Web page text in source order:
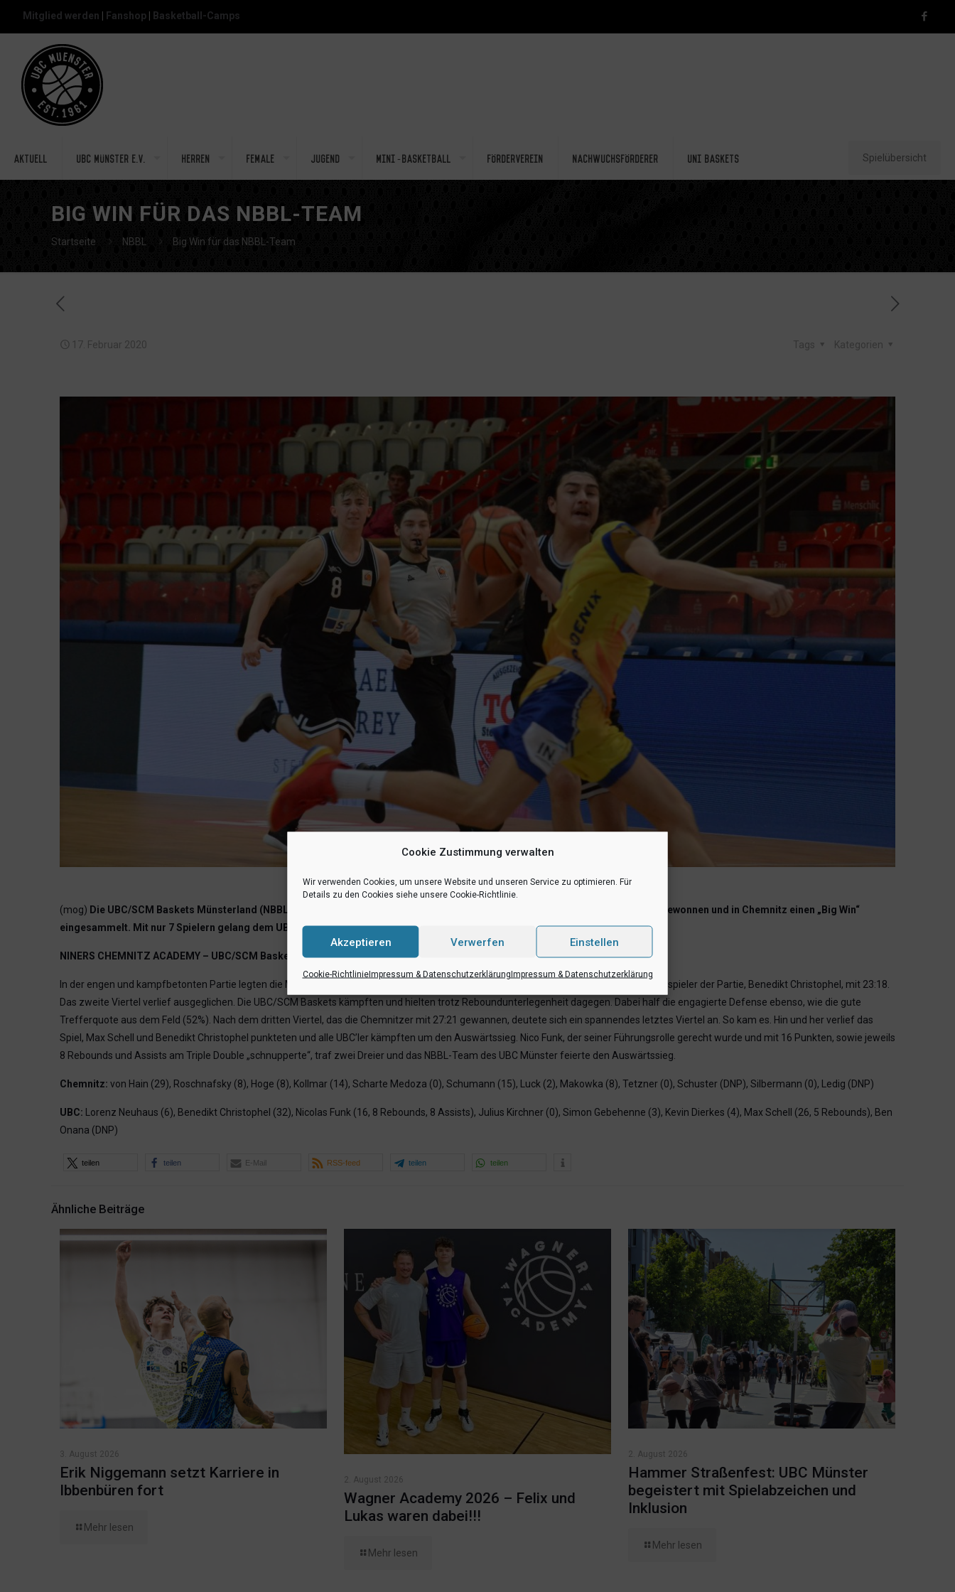
Cookie Zustimmung verwalten
Wir verwenden Cookies, um unsere Website und unseren Service zu optimieren. Für
Details zu den Cookies siehe unsere Cookie-Richtlinie.
Akzeptieren Verwerfen Einstellen
Cookie-RichtlinieImpressum & DatenschutzerklärungImpressum & Datenschutzerklärung
Mitglied werden Fanshop Basketball-Camps
Aktuell UBC Münster e.V. Herren Female Jugend Mini-Basketball Förderverein Nachwuchsförderer Uni Baskets Spielübersicht
BIG WIN FÜR DAS NBBL-TEAM
Startseite NBBL Big Win für das NBBL-Team
17. Februar 2020 Kategorien
Tags
(mog) Die UBC/SCM Baskets Münsterland (NBBL) haben mit einem kleinen, aber feinen Kader das erste Spiel der Abstiegsrunde gewonnen und in Chemnitz einen „Big Win“
eingesammelt. Mit nur 7 Spielern gelang dem UBC-Team der Auswärtssieg und beendete die Sonntagsreise erfolgreich.
NINERS CHEMNITZ ACADEMY – UBC/SCM Baskets Münsterland 84:87 (36:41)
In der engen und kampfbetonten Partie legten die Münsteraner im ersten Viertel vor und führten angeführt vom überragenden Offensivspieler der Partie, Benedikt Christophel, mit 23:18.
Das zweite Viertel verlief ausgeglichen. Die UBC/SCM Baskets kämpften und hielten trotz Reboundunterlegenheit dagegen. Dabei half die engagierte Defense ebenso, wie die gute
Trefferquote aus dem Feld (52%). Nach dem dritten Viertel, das die Chemnitzer mit 27:21 gewannen, deutete sich ein spannendes letztes Viertel an. So kam es. Hin und her verlief das
Spiel, Max Schell und Benedikt Christophel punkteten und alle UBC’ler kämpften um den Auswärtssieg. Nico Funk, der seiner Führungsrolle gerecht wurde und mit 16 Punkten, sowie jeweils
8 Rebounds und Assists am Triple Double „schnupperte“, traf zwei Dreier und das NBBL-Team des UBC Münster feierte den Auswärtssieg.
Chemnitz: von Hain (29), Roschnafsky (8), Hoge (8), Kollmar (14), Scharte Medoza (0), Schumann (15), Luck (2), Makowka (8), Tetzner (0), Schuster (DNP), Silbermann (0), Ledig (DNP)
UBC: Lorenz Neuhaus (6), Benedikt Christophel (32), Nicolas Funk (16, 8 Rebounds, 8 Assists), Julius Kirchner (0), Simon Gebehenne (3), Kevin Dierkes (4), Max Schell (26, 5 Rebounds), Ben
Onana (DNP)
teilen teilen E-Mail RSS-feed teilen teilen
Ähnliche Beiträge
3. August 2026
Erik Niggemann setzt Karriere in
Ibbenbüren fort
Mehr lesen
2. August 2026
Wagner Academy 2026 – Felix und
Lukas waren dabei!!!
Mehr lesen
2. August 2026
Hammer Straßenfest: UBC Münster
begeistert mit Spielabzeichen und
Inklusion
Mehr lesen